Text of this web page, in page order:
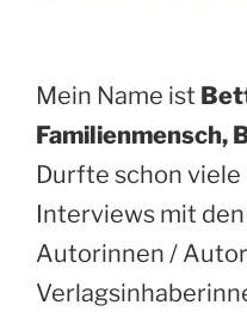
Mein Name ist
Familienmensch,
Durfte schon
Interviews mit
Autorinnen /